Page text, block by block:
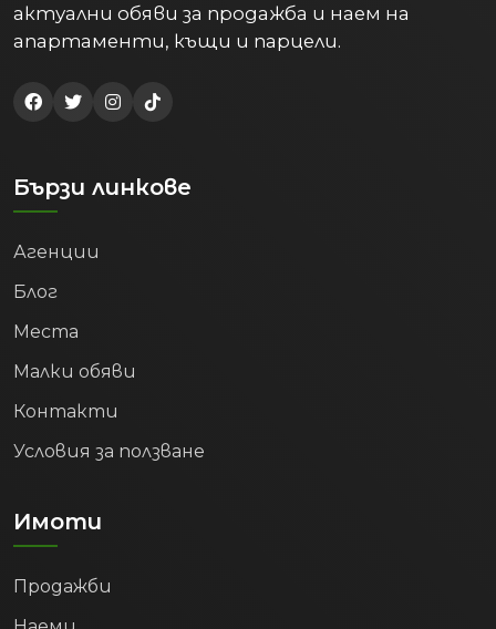
актуални обяви за продажба и наем на
апартаменти, къщи и парцели.
Бързи линкове
Агенции
Блог
Места
Малки обяви
Контакти
Условия за ползване
Имоти
Продажби